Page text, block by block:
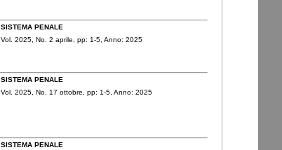
SISTEMA PENALE
Vol. 2025, No. 2 aprile, pp: 1-5, Anno: 2025
SISTEMA PENALE
Vol. 2025, No. 17 ottobre, pp: 1-5, Anno: 2025
SISTEMA PENALE